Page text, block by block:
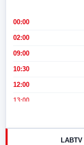
00:00
02:00
09:00
10:30
12:00
13:00
17:00
LABTV